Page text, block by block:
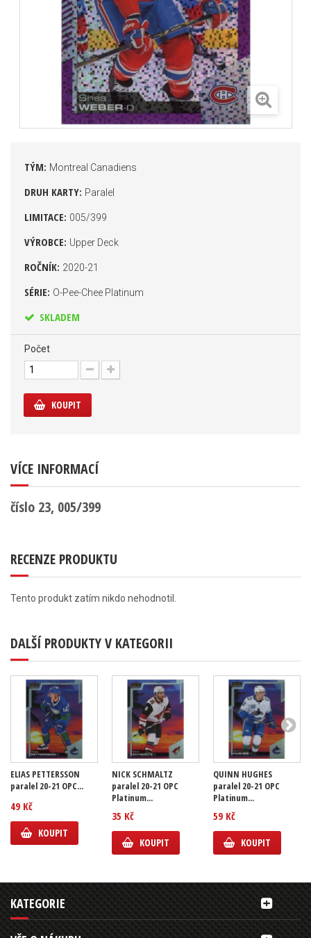
TÝM: Montreal Canadiens
DRUH KARTY: Paralel
LIMITACE: 005/399
VÝROBCE: Upper Deck
ROČNÍK: 2020-21
SÉRIE: O-Pee-Chee Platinum
SKLADEM
Počet
KOUPIT
VÍCE INFORMACÍ
číslo 23, 005/399
RECENZE PRODUKTU
Tento produkt zatím nikdo nehodnotil.
DALŠÍ PRODUKTY V KATEGORII
ELIAS PETTERSSON
paralel 20-21 OPC...
49 Kč
KOUPIT
NICK SCHMALTZ
paralel 20-21 OPC
Platinum...
35 Kč
KOUPIT
QUINN HUGHES
paralel 20-21 OPC
Platinum...
59 Kč
KOUPIT
KATEGORIE